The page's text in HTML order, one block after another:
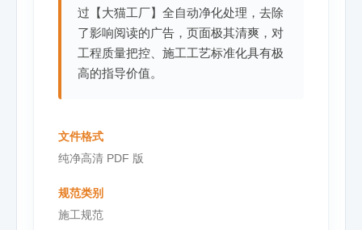
过【大猫工厂】全自动净化处理，去除
了影响阅读的广告，页面极其清爽，对
工程质量把控、施工工艺标准化具有极
高的指导价值。
文件格式
纯净高清 PDF 版
规范类别
施工规范